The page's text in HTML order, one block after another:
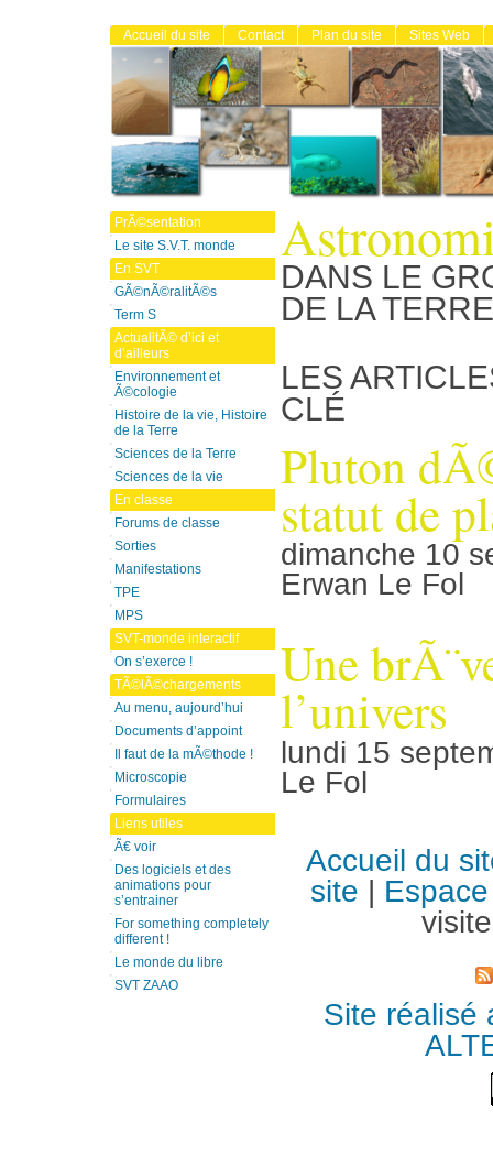
DANS LE
DE LA TERRE
LES
CLÉ
Pluton
statut de
dimanche 10
Erwan Le Fol
Une
l’univers
lundi 15
Le Fol
Accueil du site Contact Plan du site Sites Web
PrÃ©sentation
Le site S.V.T. monde
En SVT
GÃ©nÃ©ralitÃ©s
Term S
ActualitÃ© d’ici et
d’ailleurs
Environnement et
Ã©cologie
Histoire de la vie, Histoire
de la Terre
Sciences de la Terre
Sciences de la vie
En classe
Forums de classe
Sorties
Manifestations
TPE
MPS
SVT-monde interactif
On s’exerce !
TÃ©lÃ©chargements
Au menu, aujourd’hui
Documents d’appoint
Il faut de la mÃ©thode !
Microscopie
Formulaires
Liens utiles
Ã€ voir
Des logiciels et des
animations pour
s’entrainer
For something completely
different !
Le monde du libre
SVT ZAAO
Accueil du
site |
Site réalisé